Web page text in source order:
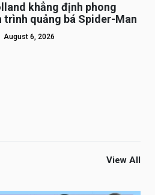
khẳng định phong
quảng bá Spider-Man
August 6, 2026
View All